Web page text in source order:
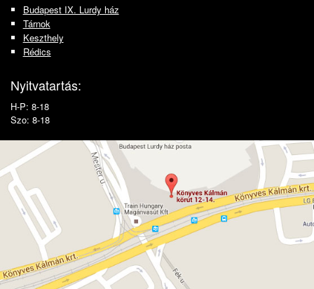
Budapest IX. Lurdy ház
Tárnok
Keszthely
Rédics
Nyitvatartás:
H-P: 8-18
Szo: 8-18